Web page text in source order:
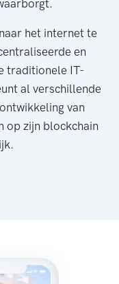
het internet te
en
traditionele IT-
al verschillende
van
op zijn blockchain